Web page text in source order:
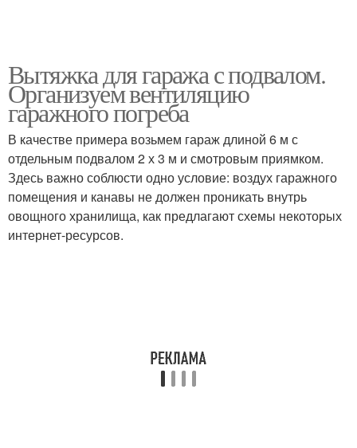
Вытяжка для гаража с подвалом.
Организуем вентиляцию
гаражного погреба
В качестве примера возьмем гараж длиной 6 м с
отдельным подвалом 2 х 3 м и смотровым приямком.
Здесь важно соблюсти одно условие: воздух гаражного
помещения и канавы не должен проникать внутрь
овощного хранилища, как предлагают схемы некоторых
интернет-ресурсов.